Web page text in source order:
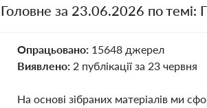
Головне за 23.06.2026 по
Опрацьовано: 15648 джерел
Виявлено: 2 публікації за 23 червня
На основі зібраних матеріалів ми